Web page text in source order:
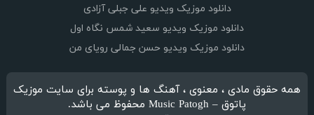
دانلود موزیک ویدیو علی جبلی آزادی
دانلود موزیک ویدیو سعید شمس نگاه اول
دانلود موزیک ویدیو حسن جمالی رویای من
همه حقوق مادی ، معنوی ، آهنگ ها و پوسته برای سایت موزیک
پاتوق – Music Patogh محفوظ می باشد.